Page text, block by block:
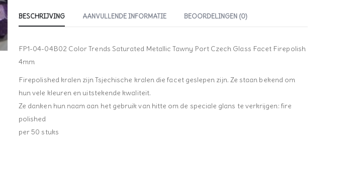
BESCHRIJVING AANVULLENDE INFORMATIE BEOORDELINGEN (0)
FP1-04-04B02 Color Trends Saturated Metallic Tawny Port Czech Glass Facet Firepolish
4mm
Firepolished kralen zijn Tsjechische kralen die facet geslepen zijn. Ze staan bekend om
hun vele kleuren en uitstekende kwaliteit.
Ze danken hun naam aan het gebruik van hitte om de speciale glans te verkrijgen: fire
polished
per 50 stuks